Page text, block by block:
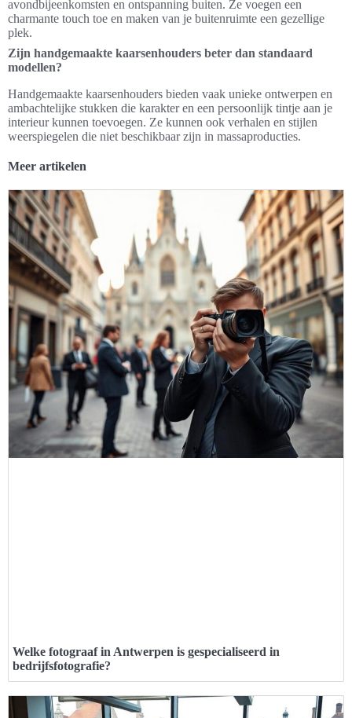
avondbijeenkomsten en ontspanning buiten. Ze voegen een
charmante touch toe en maken van je buitenruimte een gezellige
plek.
Zijn handgemaakte kaarsenhouders beter dan standaard
modellen?
Handgemaakte kaarsenhouders bieden vaak unieke ontwerpen en
ambachtelijke stukken die karakter en een persoonlijk tintje aan je
interieur kunnen toevoegen. Ze kunnen ook verhalen en stijlen
weerspiegelen die niet beschikbaar zijn in massaproducties.
Meer artikelen
Welke fotograaf in Antwerpen is gespecialiseerd in
bedrijfsfotografie?